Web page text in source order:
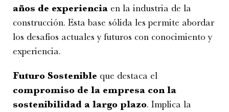
años de experiencia en la industria de la
construcción. Esta base sólida les permite abordar
los desafíos actuales y futuros con conocimiento y
experiencia.
Futuro Sostenible que destaca el
compromiso de la empresa con la
sostenibilidad a largo plazo. Implica la